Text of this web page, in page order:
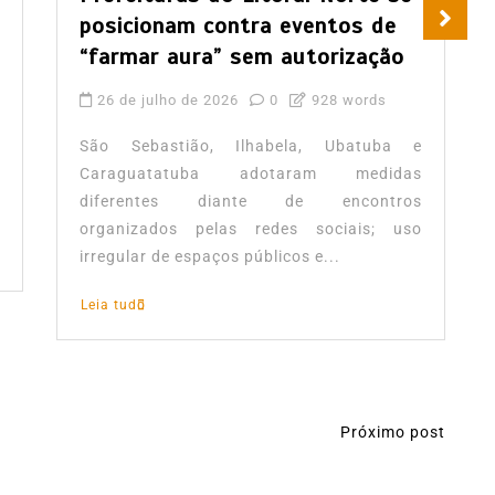
posicionam contra eventos de
“farmar aura” sem autorização
26 de julho de 2026 0 928 words
São Sebastião, Ilhabela, Ubatuba e
Caraguatatuba adotaram medidas
diferentes diante de encontros
organizados pelas redes sociais; uso
irregular de espaços públicos e...
Leia tudo
Próximo post